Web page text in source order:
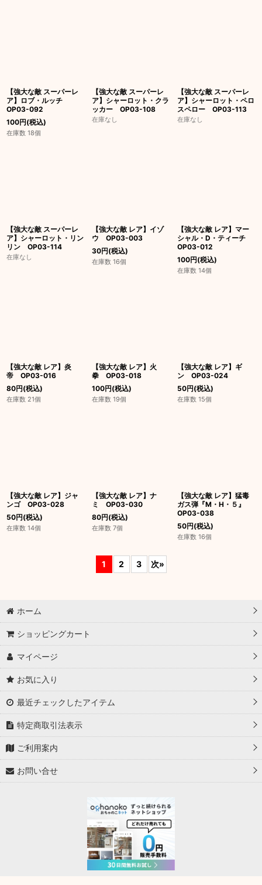
【強大な敵 スーパーレ
ア】ロブ・ルッチ
OP03-092
100円(税込)
在庫数 18個
【強大な敵 スーパーレ
ア】シャーロット・クラ
ッカー OP03-108
在庫なし
【強大な敵 スーパーレ
ア】シャーロット・ペロ
スペロー OP03-113
在庫なし
【強大な敵 スーパーレ
ア】シャーロット・リン
リン OP03-114
在庫なし
【強大な敵 レア】イゾ
ウ OP03-003
30円(税込)
在庫数 16個
【強大な敵 レア】マー
シャル・D・ティーチ
OP03-012
100円(税込)
在庫数 14個
【強大な敵 レア】炎
帝 OP03-016
80円(税込)
在庫数 21個
【強大な敵 レア】火
拳 OP03-018
100円(税込)
在庫数 19個
【強大な敵 レア】ギ
ン OP03-024
50円(税込)
在庫数 15個
【強大な敵 レア】ジャ
ンゴ OP03-028
50円(税込)
在庫数 14個
【強大な敵 レア】ナ
ミ OP03-030
80円(税込)
在庫数 7個
【強大な敵 レア】猛毒
ガス弾『M・H・５』
OP03-038
50円(税込)
在庫数 16個
1 2 3 次»
ホーム
ショッピングカート
マイページ
お気に入り
最近チェックしたアイテム
特定商取引法表示
ご利用案内
お問い合せ